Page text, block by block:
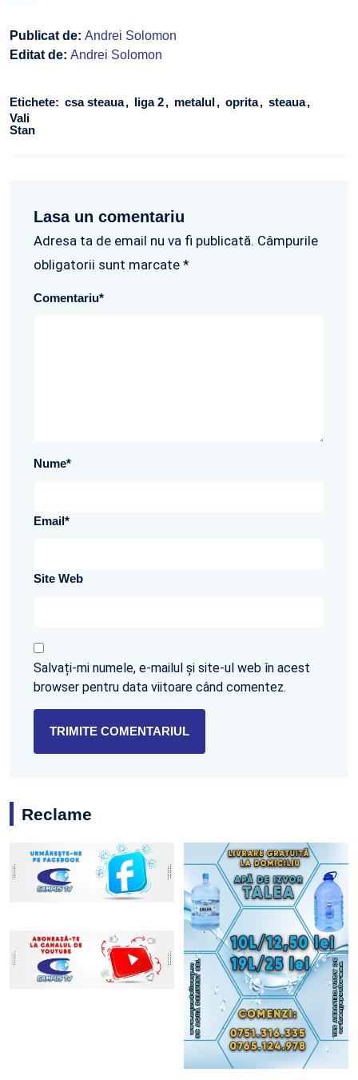
Publicat de: Andrei Solomon
Editat de: Andrei Solomon
Etichete: csa steaua liga 2 metalul oprita steaua
Vali
Stan
Lasa un comentariu
Adresa ta de email nu va fi publicată. Câmpurile
obligatorii sunt marcate *
Comentariu*
Nume*
Email*
Site Web
Salvați-mi numele, e-mailul și site-ul web în acest
browser pentru data viitoare când comentez.
Reclame